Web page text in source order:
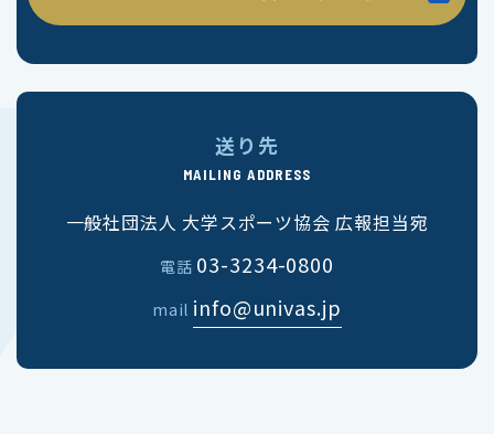
送り先
MAILING ADDRESS
一般社団法人 大学スポーツ協会 広報担当宛
電話 03-3234-0800
mail info@univas.jp